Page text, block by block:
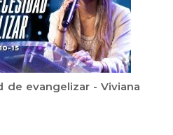
de evangelizar - Viviana